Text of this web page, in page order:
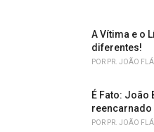
A Vítima e o
diferentes!
POR PR. JOÃO
É Fato: João
reencarnado
POR PR. JOÃO